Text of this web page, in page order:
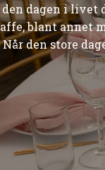
dagen i livet
blant annet
den store